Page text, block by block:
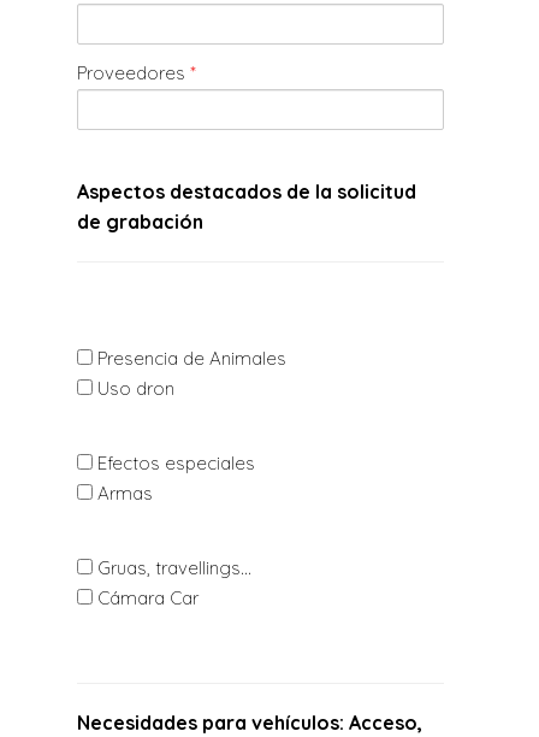
Proveedores*
Aspectos destacados de la solicitud
de grabación
Presencia de Animales
Uso dron
Efectos especiales
Armas
Gruas, travellings...
Cámara Car
Necesidades para vehículos: Acceso,